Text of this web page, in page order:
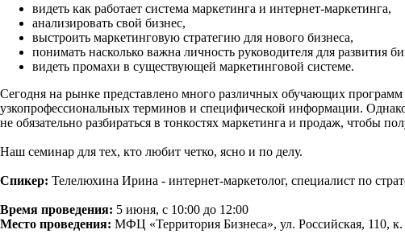
видеть как работает система маркетинга и интернет-маркетинга,
анализировать свой бизнес,
выстроить маркетинговую стратегию для нового бизнеса,
понимать насколько важна личность руководителя для развития
видеть промахи в существующей маркетинговой системе.
Сегодня на рынке представлено много различных обучающих
узкопрофессиональных терминов и специфической информации.
не обязательно разбираться в тонкостях маркетинга и продаж, чтобы
Наш семинар для тех, кто любит четко, ясно и по делу.
Спикер: Телелюхина Ирина - интернет-маркетолог, специалист по
Время проведения: 5 июня, с 10:00 до 12:00
Место проведения: МФЦ «Территория Бизнеса», ул. Российская, 110, к.